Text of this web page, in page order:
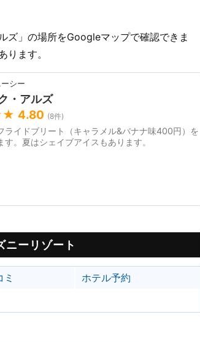
ズ」の場所をGoogleマップで確認できま
ります。
シー
・アルズ
4.80 (8件)
ライドブリート（キャラメル&バナナ味400円）を
す。夏はシェイブアイスもあります。
ニーリゾート
ホテル予約